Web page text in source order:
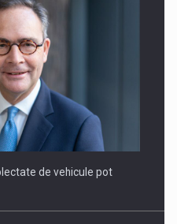
DELIVER TECHNOLOGY FOR
de vehicule pot